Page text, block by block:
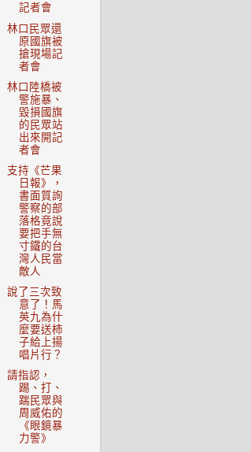
記者會
林口民眾還
原國旗被
搶現場記
者會
林口陸橋被
警施暴、
毀損國旗
的民眾站
出來開記
者會
支持《芒果
日報》，
書面質詢
警察的部
落格竟說
要把手無
寸鐵的台
灣人民當
敵人
說了三次致
意了！馬
英九為什
麼要送柿
子給上揚
唱片行？
請指認，
踢、打、
踹民眾與
周威佑的
《眼鏡暴
力警》